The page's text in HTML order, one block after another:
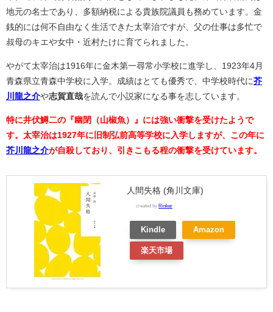
地元の名士であり、多額納税による貴族院議員も務めています。金
銭的には何不自由なく生活できた太宰治ですが、父の仕事は多忙で
叔母のキエや女中・近村たけに育てられました。
やがて太宰治は1916年に金木第一尋常小学校に進学し、1923年4月
青森県立青森中学校に入学。成績はとても優秀で、中学校時代に芥
川龍之介や志賀直哉を読んで小説家になる事を志しています。
特に井伏鱒二の『幽閉（山椒魚）』には強い衝撃を受けたようで
す。太宰治は1927年に旧制弘前高等学校に入学しますが、この年に
芥川龍之介が自殺しており、引きこもる程の衝撃を受けています。
人間失格 (角川文庫)
created by Rinker
Kindle Amazon
楽天市場